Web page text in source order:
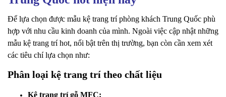
Để lựa chọn được mẫu kệ trang trí phòng khách Trung Quốc phù
hợp với nhu cầu kinh doanh của mình. Ngoài việc cập nhật những
mẫu kệ trang trí hot, nổi bật trên thị trường, bạn còn cần xem xét
các tiêu chí lựa chọn như:
Phân loại kệ trang trí theo chất liệu
Kệ trang trí gỗ MFC: